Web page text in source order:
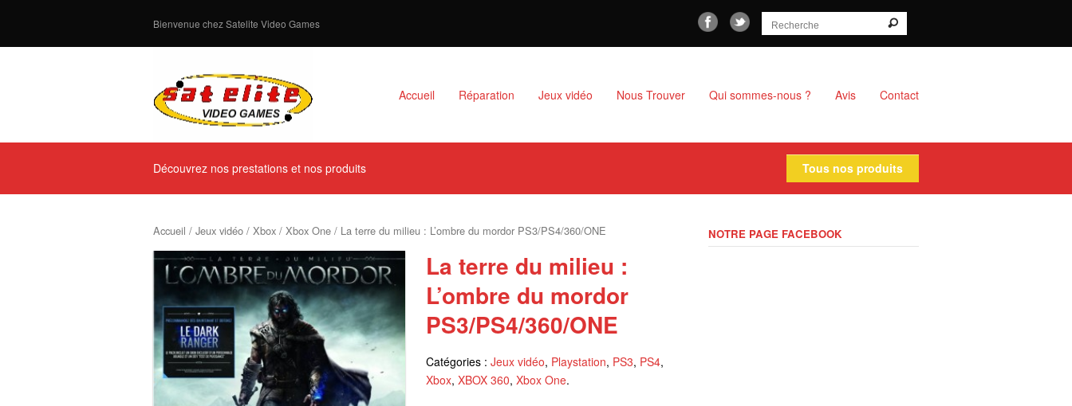
Bienvenue chez Satelite Video Games
Accueil Réparation Jeux vidéo Nous Trouver Qui sommes-nous ? Avis Contact
Découvrez nos prestations et nos produits Tous nos produits
Accueil / Jeux vidéo / Xbox / Xbox One / La terre du milieu : L’ombre du mordor PS3/PS4/360/ONE
La terre du milieu :
L’ombre du mordor
PS3/PS4/360/ONE
Catégories : Jeux vidéo, Playstation, PS3, PS4,
Xbox, XBOX 360, Xbox One.
NOTRE PAGE FACEBOOK